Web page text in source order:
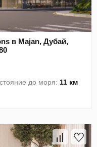
в Majan, Дубай,
до моря: 11 км